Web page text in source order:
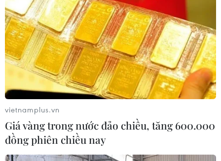
TIN LIÊN QUAN
vietnamplus.vn
Giá vàng trong nước đảo chiều, tăng 600.000
đồng phiên chiều nay